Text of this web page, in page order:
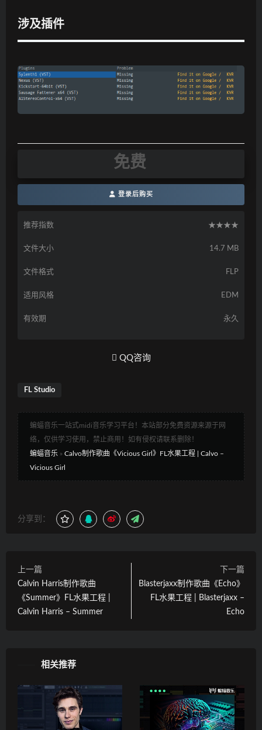
涉及插件
免费
登录后购买
推荐指数 ★★★★
文件大小 14.7 MB
文件格式 FLP
适用风格 EDM
有效期 永久
QQ咨询
FL Studio
蝙蝠音乐一站式midi音乐学习平台！本站部分免费资源来源于网
络，仅供学习使用，禁止商用！如有侵权请联系删除！
蝙蝠音乐 » Calvo制作歌曲《Vicious Girl》FL水果工程 | Calvo –
Vicious Girl
分享到：
上一篇
Calvin Harris制作歌曲
《Summer》FL水果工程 |
Calvin Harris – Summer
下一篇
Blasterjaxx制作歌曲《Echo》
FL水果工程 | Blasterjaxx –
Echo
相关推荐